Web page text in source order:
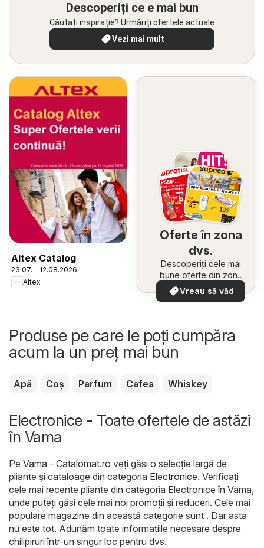
Descoperiți ce e mai bun
Căutați inspirație? Urmăriți ofertele actuale
Vezi mai mult
Altex Catalog
23.07. - 12.08.2026
Altex
Oferte în zona
dvs.
Descoperiți cele mai
bune oferte din zona
dumneavoastră
Vreau să văd
Produse pe care le poți cumpăra
acum la un preț mai bun
Apă Coș Parfum Cafea Whiskey
Electronice - Toate ofertele de astăzi
în Vama
Pe Vama - Catalomat.ro veți găsi o selecție largă de
pliante și cataloage din categoria Electronice. Verificați
cele mai recente pliante din categoria Electronice în Vama,
unde puteți găsi cele mai noi promoții și reduceri. Cele mai
populare magazine din această categorie sunt . Dar asta
nu este tot. Adunăm toate informațiile necesare despre
chilipiruri într-un singur loc pentru dvs.